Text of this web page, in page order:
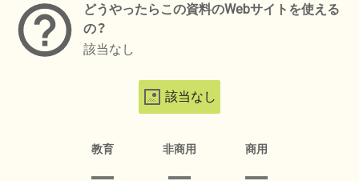
どうやったらこの資料のWebサイトを使える
の？
該当なし
該当なし
教育 非商用 商用